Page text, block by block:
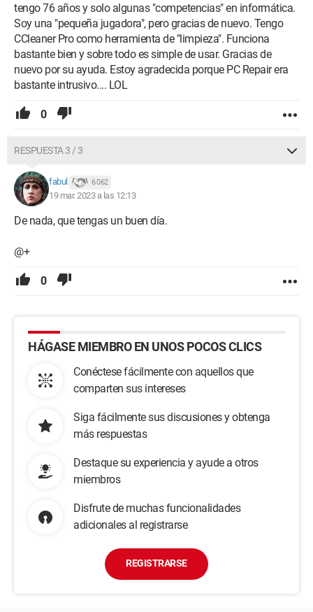
tengo 76 años y solo algunas "competencias" en informática.
Soy una "pequeña jugadora", pero gracias de nuevo. Tengo
CCleaner Pro como herramienta de "limpieza". Funciona
bastante bien y sobre todo es simple de usar. Gracias de
nuevo por su ayuda. Estoy agradecida porque PC Repair era
bastante intrusivo.... LOL
0
RESPUESTA 3 / 3
fabul 6 062
19 mar. 2023 a las 12:13
De nada, que tengas un buen día.
@+
0
HÁGASE MIEMBRO EN UNOS POCOS CLICS
Conéctese fácilmente con aquellos que
comparten sus intereses
Siga fácilmente sus discusiones y obtenga
más respuestas
Destaque su experiencia y ayude a otros
miembros
Disfrute de muchas funcionalidades
adicionales al registrarse
REGISTRARSE